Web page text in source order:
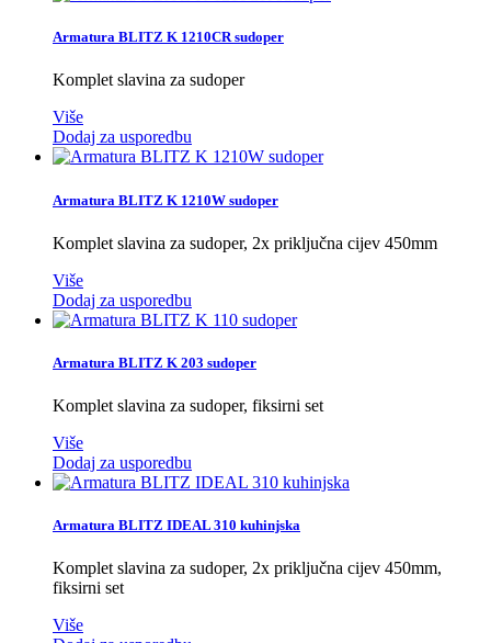
Armatura BLITZ K 1210CR sudoper
Komplet slavina za sudoper
Više
Dodaj za usporedbu
Armatura BLITZ K 1210W sudoper
Komplet slavina za sudoper, 2x priključna cijev 450mm
Više
Dodaj za usporedbu
Armatura BLITZ K 203 sudoper
Komplet slavina za sudoper, fiksirni set
Više
Dodaj za usporedbu
Armatura BLITZ IDEAL 310 kuhinjska
Komplet slavina za sudoper, 2x priključna cijev 450mm,
fiksirni set
Više